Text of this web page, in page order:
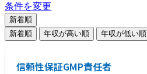
条件を変更
新着順
新着順
年収が高い順 年収が低い順
信頼性保証GMP責任者